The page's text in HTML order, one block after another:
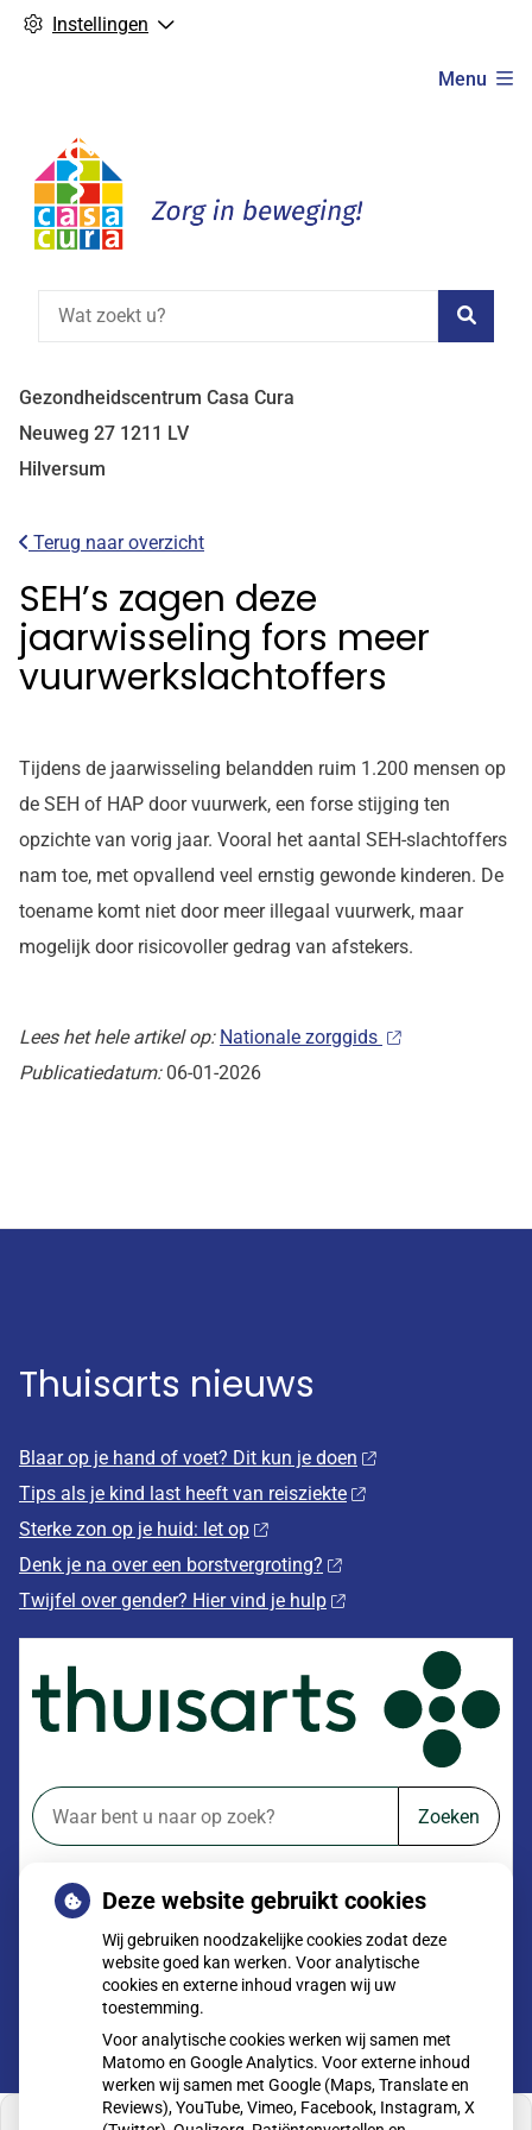
Instellingen
Menu
Gezondheidscentrum Casa Cura
Neuweg 27 1211 LV
Hilversum
Terug naar overzicht
SEH’s zagen deze
jaarwisseling fors meer
vuurwerkslachtoffers
Tijdens de jaarwisseling belandden ruim 1.200 mensen op
de SEH of HAP door vuurwerk, een forse stijging ten
opzichte van vorig jaar. Vooral het aantal SEH-slachtoffers
nam toe, met opvallend veel ernstig gewonde kinderen. De
toename komt niet door meer illegaal vuurwerk, maar
mogelijk door risicovoller gedrag van afstekers.
Lees het hele artikel op: Nationale zorggids
Publicatiedatum: 06-01-2026
Thuisarts nieuws
Blaar op je hand of voet? Dit kun je doen
Tips als je kind last heeft van reisziekte
Sterke zon op je huid: let op
Denk je na over een borstvergroting?
Twijfel over gender? Hier vind je hulp
Zoeken
Betrouwbare informatie over ziekte en gezondheid
Deze website gebruikt cookies
Wij gebruiken noodzakelijke cookies zodat deze
website goed kan werken. Voor analytische
cookies en externe inhoud vragen wij uw
toestemming.
Voor analytische cookies werken wij samen met
Matomo en Google Analytics. Voor externe inhoud
werken wij samen met Google (Maps, Translate en
Reviews), YouTube, Vimeo, Facebook, Instagram, X